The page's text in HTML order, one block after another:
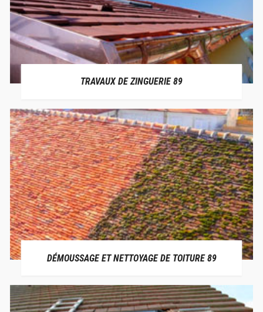
TRAVAUX DE ZINGUERIE 89
DÉMOUSSAGE ET NETTOYAGE DE TOITURE 89